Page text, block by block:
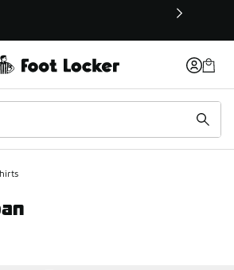
in een nieuw venster